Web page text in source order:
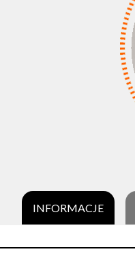
INFORMACJE